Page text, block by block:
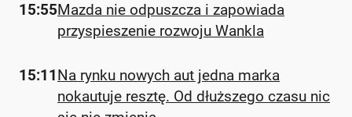
15:55Mazda nie odpuszcza i zapowiada
przyspieszenie rozwoju Wankla
15:11Na rynku nowych aut jedna marka
nokautuje resztę. Od dłuższego czasu nic